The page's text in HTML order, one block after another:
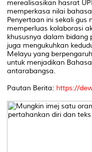
merealisasikan hasrat
memperkasa nilai
Penyertaan ini sekali gus
memperluas kolaborasi
khususnya dalam bidang
juga mengukuhkan
Melayu yang
untuk menjadikan
antarabangsa.
Pautan Berita: https://